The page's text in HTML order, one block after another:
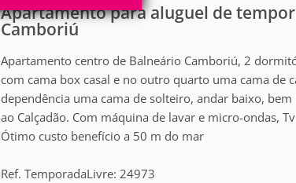
Apartamento para aluguel de
Camboriú
Apartamento centro de Balneário Camboriú, 2
com cama box casal e no outro quarto uma cama de
dependência uma cama de solteiro, andar baixo,
ao Calçadão. Com máquina de lavar e micro-ondas,
Ótimo custo benefício a 50 m do mar
Ref. TemporadaLivre: 24973